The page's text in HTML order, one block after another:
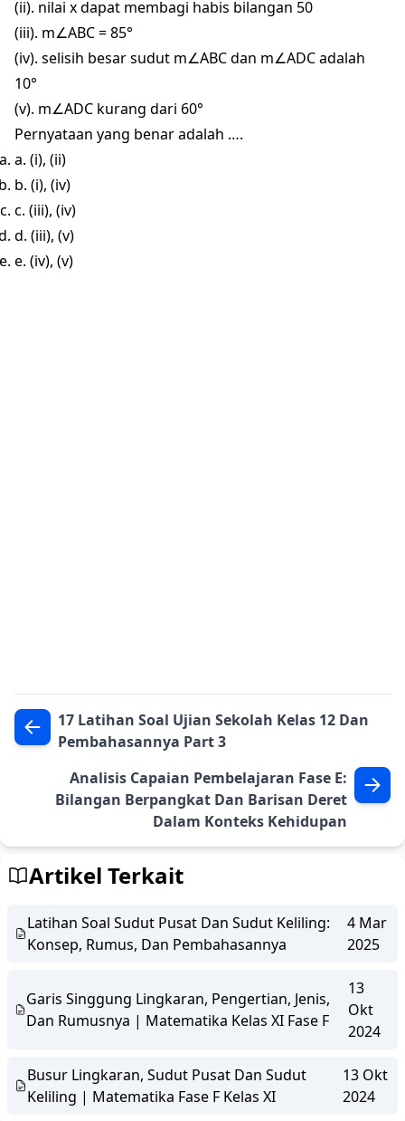
(ii). nilai x dapat membagi habis bilangan 50
(iii). m∠ABC = 85°
(iv). selisih besar sudut m∠ABC dan m∠ADC adalah
10°
(v). m∠ADC kurang dari 60°
Pernyataan yang benar adalah ….
a. (i), (ii)
b. (i), (iv)
c. (iii), (iv)
d. (iii), (v)
e. (iv), (v)
17 Latihan Soal Ujian Sekolah Kelas 12 Dan
Pembahasannya Part 3
Analisis Capaian Pembelajaran Fase E:
Bilangan Berpangkat Dan Barisan Deret
Dalam Konteks Kehidupan
Artikel Terkait
Latihan Soal Sudut Pusat Dan Sudut Keliling:
Konsep, Rumus, Dan Pembahasannya
4 Mar
2025
Garis Singgung Lingkaran, Pengertian, Jenis,
Dan Rumusnya | Matematika Kelas XI Fase F
13
Okt
2024
Busur Lingkaran, Sudut Pusat Dan Sudut
Keliling | Matematika Fase F Kelas XI
13 Okt
2024